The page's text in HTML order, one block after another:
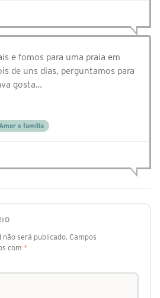
e fomos para uma praia em
de uns dias, perguntamos para
gosta…
Amor e família
não será publicado. Campos
com *